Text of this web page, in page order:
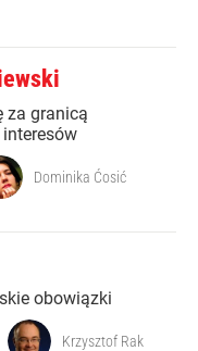
za granicą
Dominika Ćosić
obowiązki
Krzysztof Rak